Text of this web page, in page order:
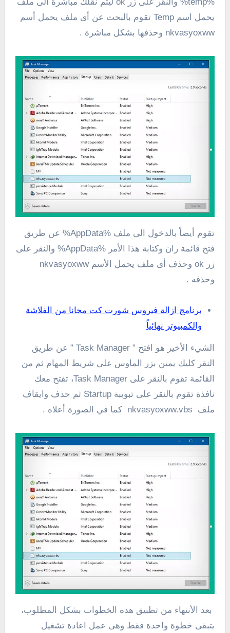
يحمل اسم Temp تقوم بالبحث عن أى ملف يحمل أسم
nkvasyoxww وحذفها بشكل مباشرة .
تقوم أيضاً بالدخول الى ملف %AppData% عن طريق
فتح قائمة ران وكتابة هذا الأمر %AppData% والنقر على
زر ok وحذف أى ملف يحمل الأسم nkvasyoxww
وحذفه .
برنامج ازالة فيروس شورت كت مجانا من الفلاشة
والكمبيوتر نهائياً
الشيء الأخير هو افتح ” Task Manager ” عن طريق
النقر كليك يمين بزر الماوس على شريط المهام ثم من
القائمة تقوم بالنقر على Task Manager، تفتح معك
نافذة تقوم بالنقر على تبويبة Startup ثم حذف وايقاف
ملف nkvasyoxww.vbs كما في الصورة أعلاه .
بعد الأنتهاء من تطبيق هذه الخطوات بشكل المطلوب،
يتبقى خطوة واحدة فقط وهى عمل اعادة تشغيل